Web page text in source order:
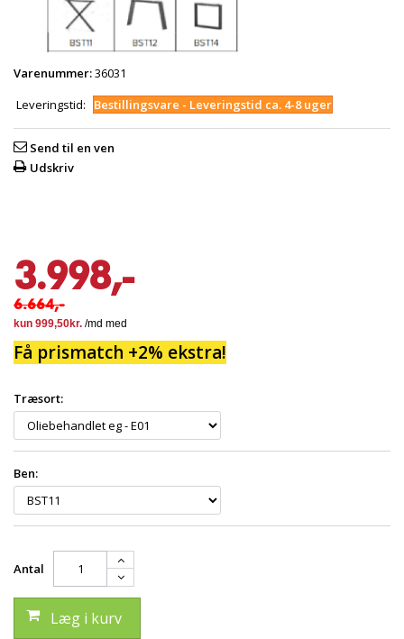
Varenummer:36031
Leveringstid:
Bestillingsvare - Leveringstid ca. 4-8 uger
Send til en ven
Udskriv
3.998,-
6.664,-
Få prismatch +2% ekstra!
Træsort:
Ben:
Antal
Læg i kurv